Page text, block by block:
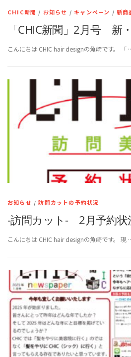
CHIC新聞 / お知らせ / キャンペーン / 新商
「CHIC新聞」2月号 新
こんにちは CHIC hair designの魚崎です。 「
お知らせ /訪問カットの予約状況
-訪問カット- 2月予約状
こんにちは CHIC hair designの魚崎です。 現